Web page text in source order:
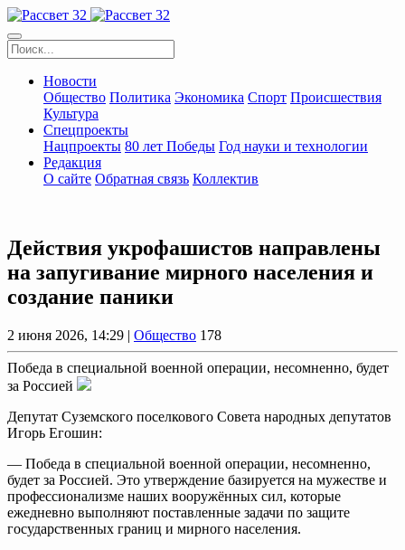
Новости
Общество Политика Экономика Спорт Происшествия
Культура
Спецпроекты
Нацпроекты 80 лет Победы Год науки и технологии
Редакция
О сайте Обратная связь Коллектив
Действия укрофашистов направлены
на запугивание мирного населения и
создание паники
2 июня 2026, 14:29 | Общество 178
Победа в специальной военной операции, несомненно, будет
за Россией
Депутат Суземского поселкового Совета народных депутатов
Игорь Егошин:
— Победа в специальной военной операции, несомненно,
будет за Россией. Это утверждение базируется на мужестве и
профессионализме наших вооружённых сил, которые
ежедневно выполняют поставленные задачи по защите
государственных границ и мирного населения.